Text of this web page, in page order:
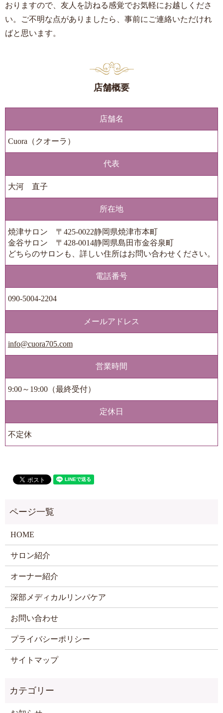
おりますので、友人を訪ねる感覚でお気軽にお越しくださ
い。ご不明な点がありましたら、事前にご連絡いただけれ
ばと思います。
店舗概要
店舗名
Cuora（クオーラ）
代表
大河 直子
所在地
焼津サロン 〒425-0022静岡県焼津市本町
金谷サロン 〒428-0014静岡県島田市金谷泉町
どちらのサロンも、詳しい住所はお問い合わせください。
電話番号
090-5004-2204
メールアドレス
info@cuora705.com
営業時間
9:00～19:00（最終受付）
定休日
不定休
HOME
サロン紹介
オーナー紹介
深部メディカルリンパケア
お問い合わせ
プライバシーポリシー
サイトマップ